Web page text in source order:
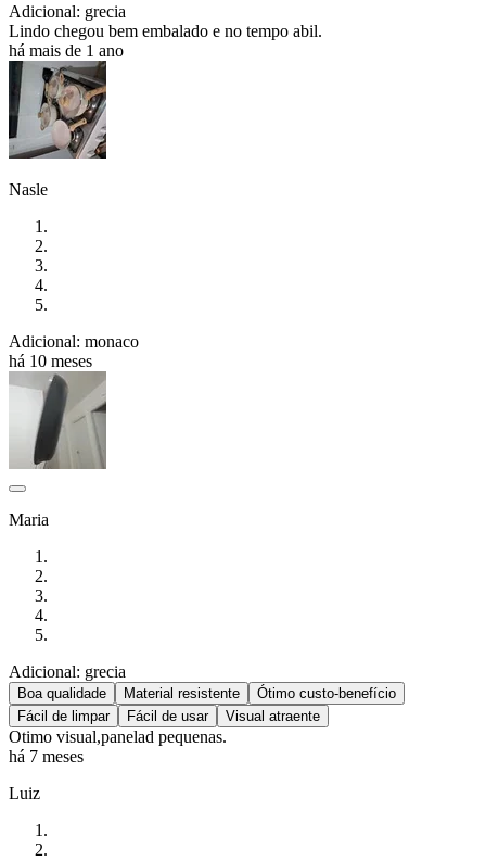
Adicional: grecia
Lindo chegou bem embalado e no tempo abil.
há mais de 1 ano
Nasle
Adicional: monaco
há 10 meses
Maria
Adicional: grecia
Boa qualidade Material resistente
Ótimo custo-benefício
Fácil de limpar
Fácil de usar Visual atraente
Otimo visual,panelad pequenas.
há 7 meses
Luiz